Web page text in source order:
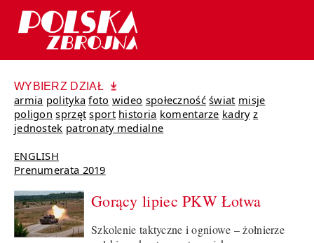
WYBIERZ DZIAŁ
armia polityka foto wideo społeczność świat misje
poligon sprzęt sport historia komentarze kadry z
jednostek patronaty medialne
ENGLISH
Prenumerata 2019
Gorący lipiec PKW Łotwa
Szkolenie taktyczne i ogniowe – żołnierze